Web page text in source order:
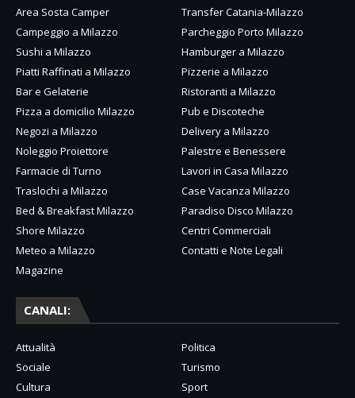
Area Sosta Camper
Transfer Catania-Milazzo
Campeggio a Milazzo
Parcheggio Porto Milazzo
Sushi a Milazzo
Hamburger a Milazzo
Piatti Raffinati a Milazzo
Pizzerie a Milazzo
Bar e Gelaterie
Ristoranti a Milazzo
Pizza a domicilio Milazzo
Pub e Discoteche
Negozi a Milazzo
Delivery a Milazzo
Noleggio Proiettore
Palestre e Benessere
Farmacie di Turno
Lavori in Casa Milazzo
Traslochi a Milazzo
Case Vacanza Milazzo
Bed & Breakfast Milazzo
Paradiso Disco Milazzo
Shore Milazzo
Centri Commerciali
Meteo a Milazzo
Contatti e Note Legali
Magazine
CANALI:
Attualità
Politica
Sociale
Turismo
Cultura
Sport